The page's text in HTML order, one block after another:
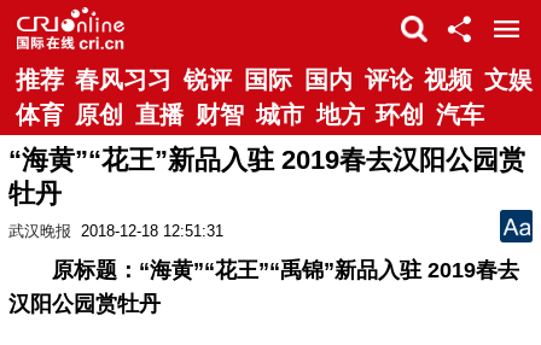
推荐 春风习习 锐评 国际 国内 评论 视频 文娱
体育 原创 直播 财智 城市 地方 环创 汽车
“海黄”“花王”新品入驻 2019春去汉阳公园赏
牡丹
武汉晚报 2018-12-18 12:51:31
原标题：“海黄”“花王”“禹锦”新品入驻 2019春去
汉阳公园赏牡丹